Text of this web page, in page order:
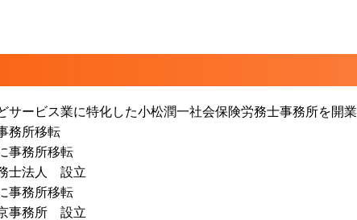
サービス業に特化した小松潤一社会保険労務士事務所を開業
務所移転
事務所移転
士法人 設立
事務所移転
事務所 設立